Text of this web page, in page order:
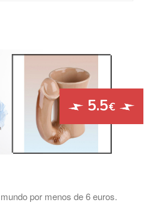
5.5€
por menos de 6 euros.